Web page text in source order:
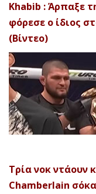
Khabib : Άρπαξε
φόρεσε ο ίδιος
(Βίντεο)
Τρία νοκ ντάουν
Chamberlain